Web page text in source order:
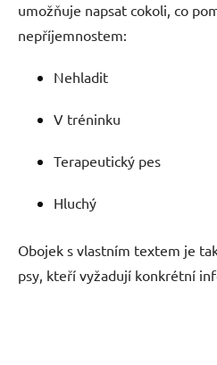
umožňuje napsat cokoli, co
nepříjemnostem:
Nehladit
V tréninku
Terapeutický pes
Hluchý
Obojek s vlastním textem je
psy, kteří vyžadují konkrétní